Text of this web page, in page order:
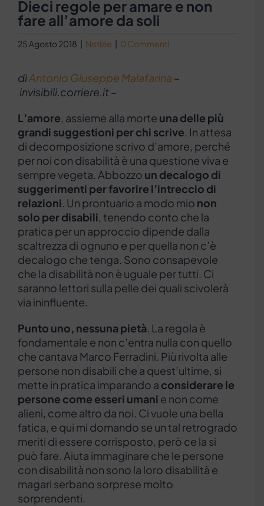
Dieci regole per amare e non
fare all’amore da soli
25 Agosto 2018 | Notizie | 0 Commenti
diAntonio Giuseppe Malafarina –
invisibili.corriere.it –
L’amore, assieme alla morte una delle più
grandi suggestioni per chi scrive. In attesa
di decomposizione scrivo d’amore, perché
per noi con disabilità è una questione viva e
sempre vegeta. Abbozzo un decalogo di
suggerimenti per favorire l’intreccio di
relazioni. Un prontuario a modo mio non
solo per disabili, tenendo conto che la
pratica per un approccio dipende dalla
scaltrezza di ognuno e per quella non c’è
decalogo che tenga. Sono consapevole
che la disabilità non è uguale per tutti. Ci
saranno lettori sulla pelle dei quali scivolerà
via ininfluente.
Punto uno, nessuna pietà. La regola è
fondamentale e non c’entra nulla con quello
che cantava Marco Ferradini. Più rivolta alle
persone non disabili che a quest’ultime, si
mette in pratica imparando a considerare le
persone come esseri umani e non come
alieni, come altro da noi. Ci vuole una bella
fatica, e qui mi domando se un tal retrogrado
meriti di essere corrisposto, però ce la si
può fare. Aiuta immaginare che le persone
con disabilità non sono la loro disabilità e
magari serbano sorprese molto
sorprendenti.